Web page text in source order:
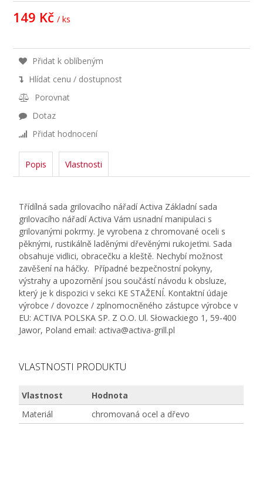
149 Kč / ks
Přidat k oblíbeným
Hlídat cenu / dostupnost
Porovnat
Dotaz
Přidat hodnocení
Popis Vlastnosti
Třídílná sada grilovacího nářadí Activa Základní sada
grilovacího nářadí Activa Vám usnadní manipulaci s
grilovanými pokrmy. Je vyrobena z chromované oceli s
pěknými, rustikálně laděnými dřevěnými rukojeťmi. Sada
obsahuje vidlici, obracečku a kleště. Nechybí možnost
zavěšení na háčky. Případné bezpečnostní pokyny,
výstrahy a upozornění jsou součástí návodu k obsluze,
který je k dispozici v sekci KE STAŽENÍ. Kontaktní údaje
výrobce / dovozce / zplnomocněného zástupce výrobce v
EU: ACTIVA POLSKA SP. Z O.O. Ul. Słowackiego 1, 59-400
Jawor, Poland email: activa@activa-grill.pl
VLASTNOSTI PRODUKTU
Vlastnost
Hodnota
Materiál
chromovaná ocel a dřevo